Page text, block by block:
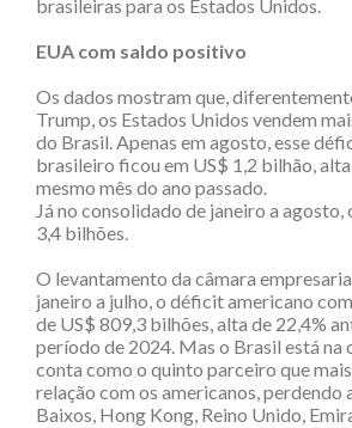
brasileiras para os Estados Unidos.
EUA com saldo positivo
Os dados mostram que,
Trump, os Estados Unidos vendem
do Brasil. Apenas em agosto, esse
brasileiro ficou em US$ 1,2 bilhão,
mesmo mês do ano passado.
Já no consolidado de janeiro a
3,4 bilhões.
O levantamento da câmara
janeiro a julho, o déficit americano
de US$ 809,3 bilhões, alta de 22,4%
período de 2024. Mas o Brasil está na
conta como o quinto parceiro que
relação com os americanos, perdendo
Baixos, Hong Kong, Reino Unido,